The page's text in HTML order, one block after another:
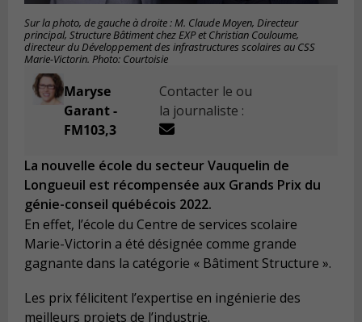
Sur la photo, de gauche à droite : M. Claude Moyen, Directeur
principal, Structure Bâtiment chez EXP et Christian Couloume,
directeur du Développement des infrastructures scolaires au CSS
Marie-Victorin. Photo: Courtoisie
Maryse
Garant -
FM103,3
Contacter le ou
la journaliste :
La nouvelle école du secteur Vauquelin de
Longueuil est récompensée aux Grands Prix du
génie-conseil québécois 2022.
En effet, l’école du Centre de services scolaire
Marie-Victorin a été désignée comme grande
gagnante dans la catégorie « Bâtiment Structure ».
Les prix félicitent l’expertise en ingénierie des
meilleurs projets de l’industrie.